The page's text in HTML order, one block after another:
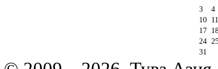
3
4
10
11
17
24
31